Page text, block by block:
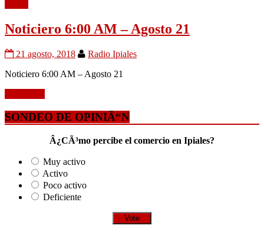
Noticiero 6:00 AM – Agosto 21
21 agosto, 2018
Radio Ipiales
Noticiero 6:00 AM – Agosto 21
SONDEO DE OPINIÃ“N
Â¿CÃ³mo percibe el comercio en Ipiales?
Muy activo
Activo
Poco activo
Deficiente